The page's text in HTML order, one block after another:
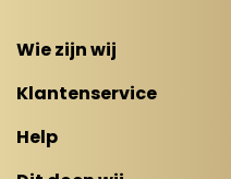
Wie zijn wij
Klantenservice
Help